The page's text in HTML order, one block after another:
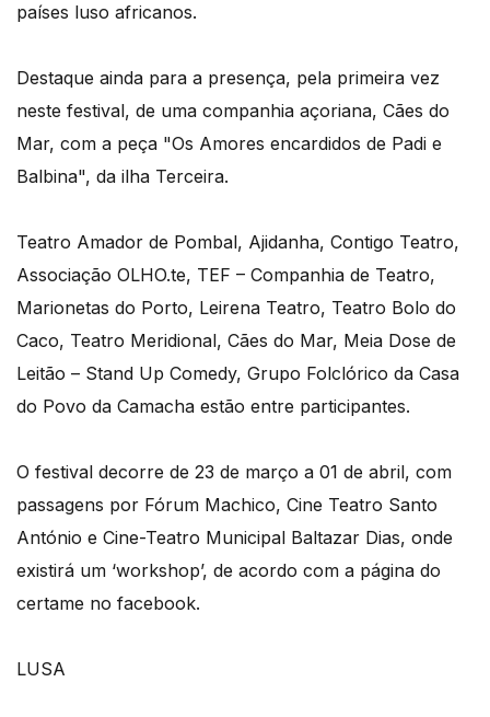
países luso africanos.
Destaque ainda para a presença, pela primeira vez
neste festival, de uma companhia açoriana, Cães do
Mar, com a peça "Os Amores encardidos de Padi e
Balbina", da ilha Terceira.
Teatro Amador de Pombal, Ajidanha, Contigo Teatro,
Associação OLHO.te, TEF – Companhia de Teatro,
Marionetas do Porto, Leirena Teatro, Teatro Bolo do
Caco, Teatro Meridional, Cães do Mar, Meia Dose de
Leitão – Stand Up Comedy, Grupo Folclórico da Casa
do Povo da Camacha estão entre participantes.
O festival decorre de 23 de março a 01 de abril, com
passagens por Fórum Machico, Cine Teatro Santo
António e Cine-Teatro Municipal Baltazar Dias, onde
existirá um ‘workshop’, de acordo com a página do
certame no facebook.
LUSA